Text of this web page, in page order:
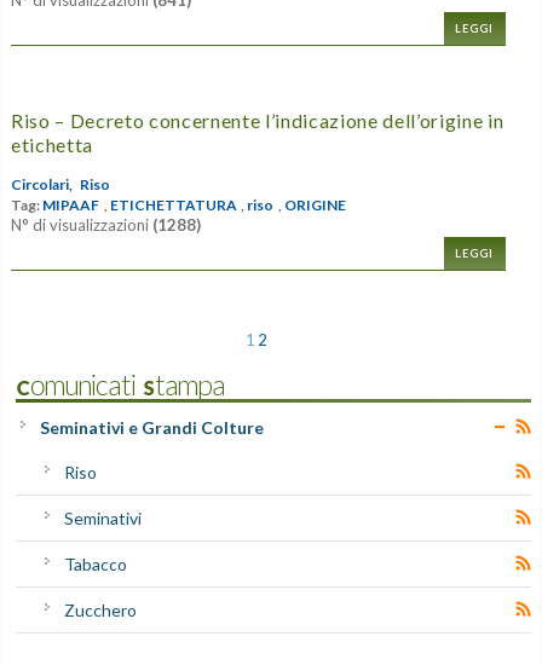
LEGGI
Riso – Decreto concernente l’indicazione dell’origine in
etichetta
Circolari,
Riso
Tag: MIPAAF ETICHETTATURA riso ORIGINE
N° di visualizzazioni (1288)
LEGGI
1 2
Comunicati Stampa
Seminativi e Grandi Colture
Riso
Seminativi
Tabacco
Zucchero